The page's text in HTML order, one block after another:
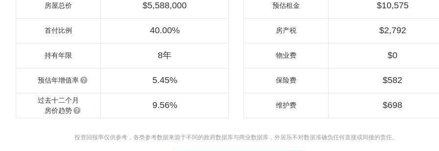
房屋总价 $5,588,000
首付比例 40.00%
持有年限 8年
预估年增值率 5.45%
过去十二个月
房价趋势
9.56%
预估租金 $10,575
房产税 $2,792
物业费 $0
保险费 $582
维护费 $698
投资回报率仅供参考，各类参考数据来源于不同的政府数据库与商业数据库，外居乐不对数据准确负任何直接或间接的责任。